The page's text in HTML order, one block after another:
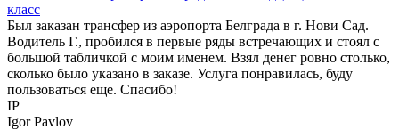
класс
Был заказан трансфер из аэропорта Белграда в г. Нови Сад.
Водитель Г., пробился в первые ряды встречающих и стоял с
большой табличкой с моим именем. Взял денег ровно столько,
сколько было указано в заказе. Услуга понравилась, буду
пользоваться еще. Спасибо!
IP
Igor Pavlov